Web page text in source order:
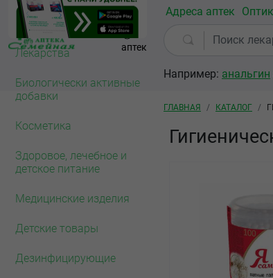
Перейти к основному содержанию
Омск
аптек
Адреса аптек
Например: анальгин
Лекарства
Биологически активные
добавки
Косметика
Здоровое, лечебное и
детское питание
Медицинские изделия
Детские товары
Дезинфицирующие
Строка
ГЛАВНАЯ КАТАЛОГ